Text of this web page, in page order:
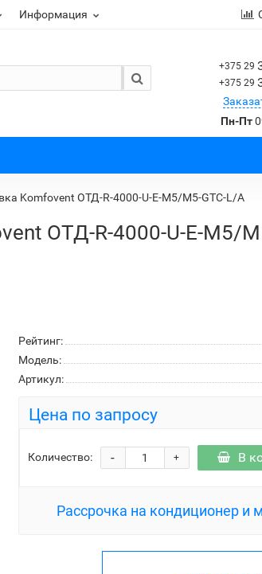
Информация
+375 29
+375 29
Пн-Пт
Komfovent ОТД-R-4000-U-E-M5/M5-GTC-L/A
ОТД-R-4000-U-E-M5/
Рейтинг:
Модель:
Артикул:
Цена по запросу
Количество: +
- В
Рассрочка на кондиционер и